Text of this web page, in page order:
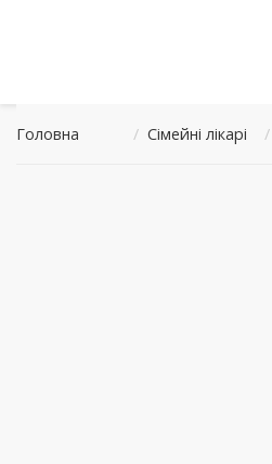
Головна / Сімейні лікарі /